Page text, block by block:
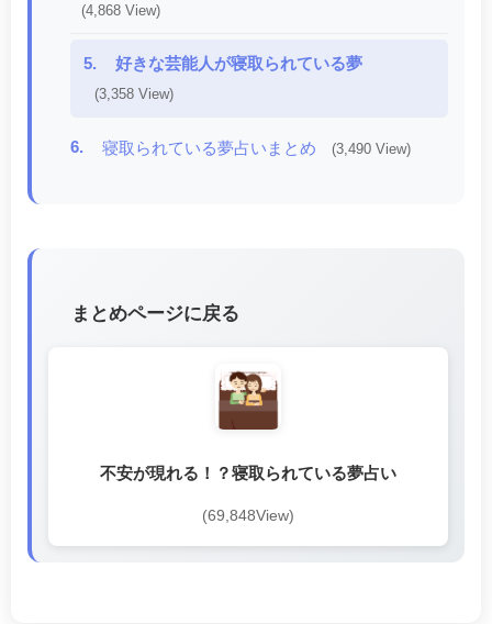
(4,868 View)
5. 好きな芸能人が寝取られている夢
(3,358 View)
6. 寝取られている夢占いまとめ (3,490 View)
まとめページに戻る
不安が現れる！？寝取られている夢占い
(69,848View)